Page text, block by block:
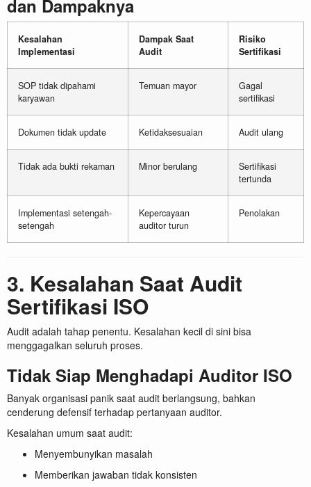
dan Dampaknya
Kesalahan
Implementasi
Dampak Saat
Audit
Risiko
Sertifikasi
SOP tidak dipahami
karyawan
Temuan mayor
Gagal
sertifikasi
Dokumen tidak update Ketidaksesuaian Audit ulang
Tidak ada bukti rekaman Minor berulang
Sertifikasi
tertunda
Implementasi setengah-
setengah
Kepercayaan
auditor turun
Penolakan
3. Kesalahan Saat Audit
Sertifikasi ISO
Audit adalah tahap penentu. Kesalahan kecil di sini bisa
menggagalkan seluruh proses.
Tidak Siap Menghadapi Auditor ISO
Banyak organisasi panik saat audit berlangsung, bahkan
cenderung defensif terhadap pertanyaan auditor.
Kesalahan umum saat audit:
Menyembunyikan masalah
Memberikan jawaban tidak konsisten